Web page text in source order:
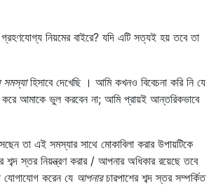
নিয়মের বাইরে? যদি এটি সত্যই হয় তবে তা
সমস্যাহিসাবে দেখেছি । আমি কখনও বিবেচনা করি নি যে
আমাকে ভুল করবেন না; আমি প্রায়ই আন্তরিকভাবে
তা এই সমস্যার সাথে মোকাবিলা করার উপায়টিকে
স্তর নিয়ন্ত্রণ করার / আপনার অধিকার রয়েছে তবে
করেন যে আপনারচারপাশের শব্দ স্তর সম্পর্কিত